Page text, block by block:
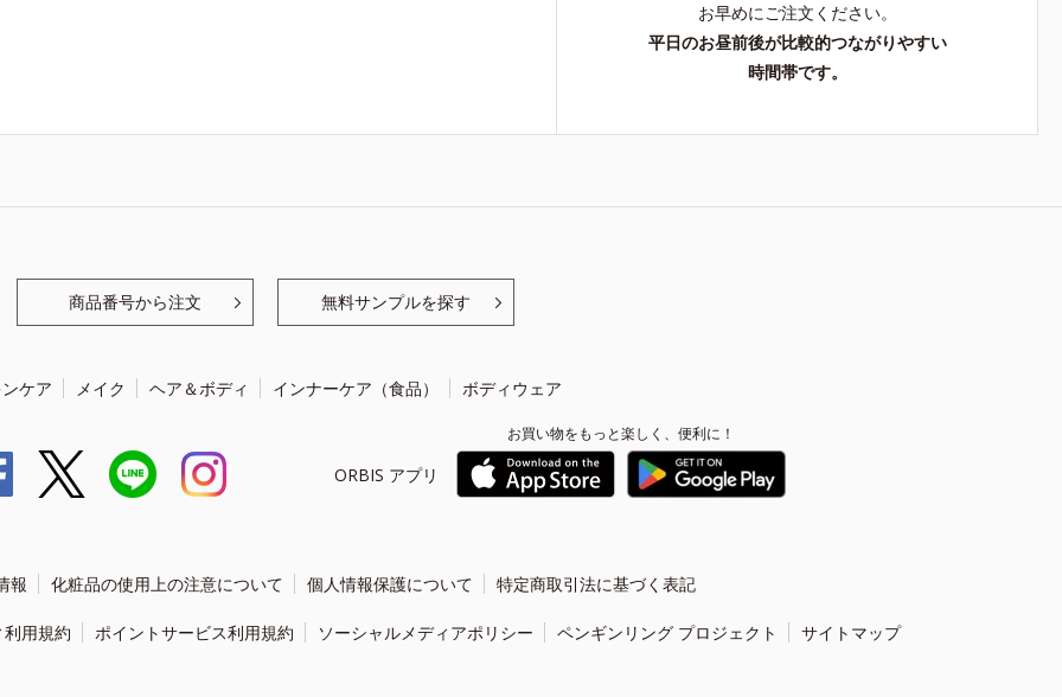
お早めにご注文ください。
平日のお昼前後が比較的つながりやすい
時間帯です。
商品番号から注文 無料サンプルを探す
ケア メイク ヘア＆ボディ インナーケア（食品） ボディウェア
ORBIS アプリ
お買い物をもっと楽しく、便利に！
報 化粧品の使用上の注意について 個人情報保護について 特定商取引法に基づく表記
用規約 ポイントサービス利用規約 ソーシャルメディアポリシー ペンギンリング プロジェクト サイトマップ